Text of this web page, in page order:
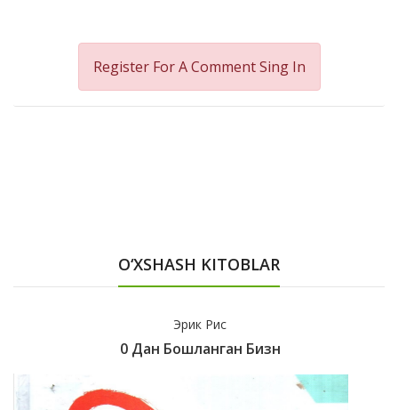
Register For A CommentSing In
O‘XSHASH KITOBLAR
Эрик Рис
0 Дан Бошланган Бизн